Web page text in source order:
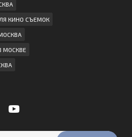
КИНО СЪЕМОК
МОСКВЕ